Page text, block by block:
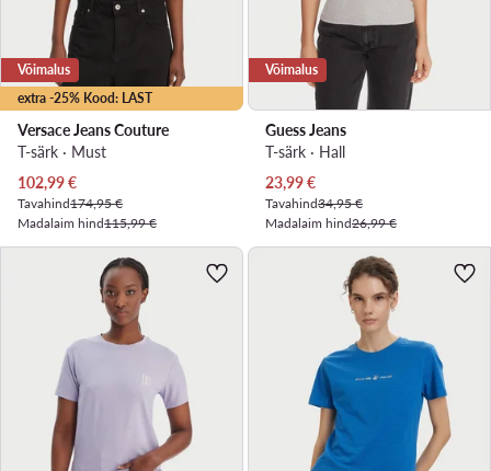
extra -25% Kood: LAST
Võimalus
Versace Jeans Couture
T-särk · Must
Praegune hind
102,99€
Tavahind174,95 €
Madalaim hind115,99 €
Võimalus
Guess Jeans
T-särk · Hall
Praegune hind
23,99€
Tavahind34,95 €
Madalaim hind26,99 €